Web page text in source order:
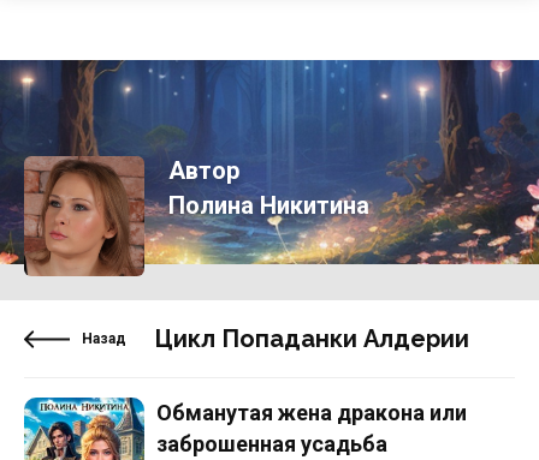
Автор
Полина Никитина
Назад Цикл Попаданки Алдерии
Обманутая жена дракона или
заброшенная усадьба